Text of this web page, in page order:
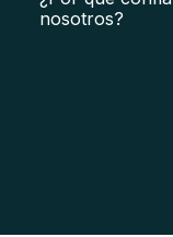
nosotros?